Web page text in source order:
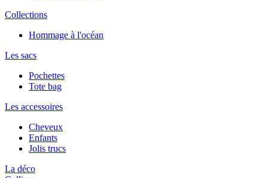
Collections
Hommage à l'océan
Les sacs
Pochettes
Tote bag
Les accessoires
Cheveux
Enfants
Jolis trucs
La déco